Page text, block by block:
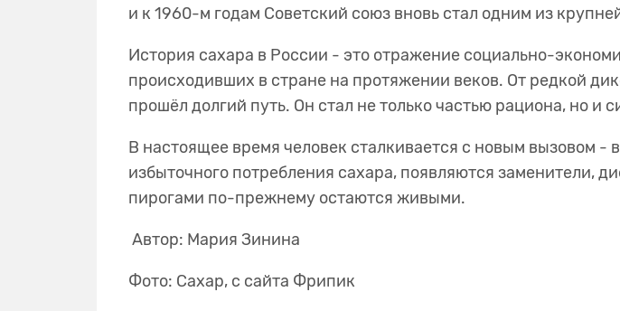
и к 1960-м годам Советский союз вновь стал одним из
История сахара в России - это отражение социально-
происходивших в стране на протяжении веков. От редкой
прошёл долгий путь. Он стал не только частью рациона, но и
В настоящее время человек сталкивается с новым вызовом -
избыточного потребления сахара, появляются заменители,
пирогами по-прежнему остаются живыми.
Автор: Мария Зинина
Фото: Сахар, с сайта Фрипик